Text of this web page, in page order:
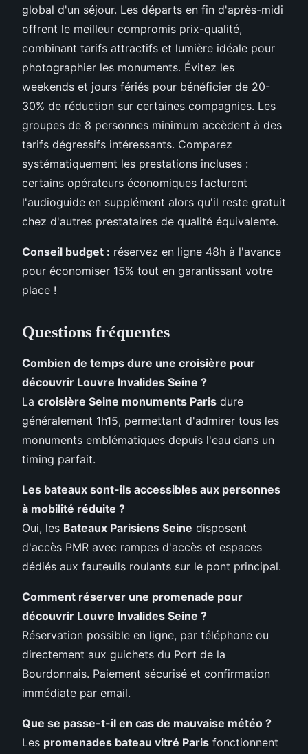
global d'un séjour. Les départs en fin d'après-midi
offrent le meilleur compromis prix-qualité,
combinant tarifs attractifs et lumière idéale pour
photographier les monuments. Évitez les
weekends et jours fériés pour bénéficier de 20-
30% de réduction sur certaines compagnies. Les
groupes de 8 personnes minimum accèdent à des
tarifs dégressifs intéressants. Comparez
systématiquement les prestations incluses :
certains opérateurs économiques facturent
l'audioguide en supplément alors qu'il reste gratuit
chez d'autres prestataires de qualité équivalente.
Conseil budget : réservez en ligne 48h à l'avance
pour économiser 15% tout en garantissant votre
place !
Questions fréquentes
Combien de temps dure une croisière pour
découvrir Louvre Invalides Seine ?
La croisière Seine monuments Paris dure
généralement 1h15, permettant d'admirer tous les
monuments emblématiques depuis l'eau dans un
timing parfait.
Les bateaux sont-ils accessibles aux personnes
à mobilité réduite ?
Oui, les Bateaux Parisiens Seine disposent
d'accès PMR avec rampes d'accès et espaces
dédiés aux fauteuils roulants sur le pont principal.
Comment réserver une promenade pour
découvrir Louvre Invalides Seine ?
Réservation possible en ligne, par téléphone ou
directement aux guichets du Port de la
Bourdonnais. Paiement sécurisé et confirmation
immédiate par email.
Que se passe-t-il en cas de mauvaise météo ?
Les promenades bateau vitré Paris fonctionnent